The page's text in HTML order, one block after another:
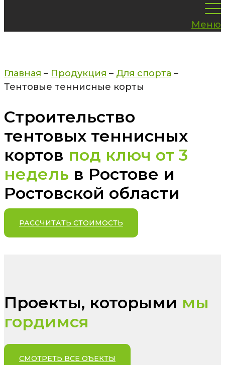
Меню
Главная – Продукция – Для спорта –
Тентовые теннисные корты
Строительство
тентовых теннисных
кортов под ключ от 3
недель в Ростове и
Ростовской области
РАССЧИТАТЬ СТОИМОСТЬ
Проекты, которыми мы
гордимся
СМОТРЕТЬ ВСЕ ОЪЕКТЫ